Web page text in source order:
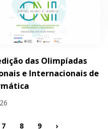
das Olimpíadas
e Internacionais de
7 8 9 ›